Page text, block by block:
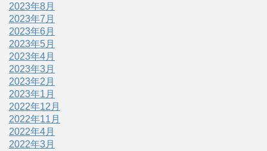
2023年8月
2023年7月
2023年6月
2023年5月
2023年4月
2023年3月
2023年2月
2023年1月
2022年12月
2022年11月
2022年4月
2022年3月